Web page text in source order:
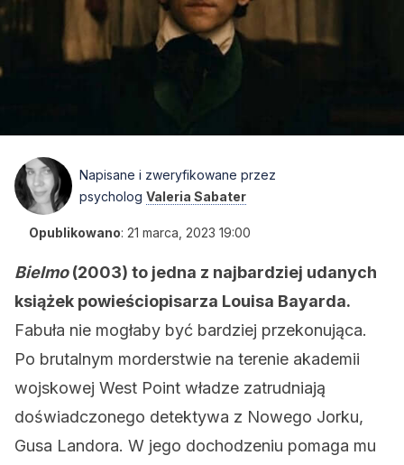
Napisane i zweryfikowane przez
psycholog Valeria Sabater
Opublikowano: 21 marca, 2023 19:00
Bielmo(2003) to jedna z najbardziej udanych
książek powieściopisarza Louisa Bayarda.
Fabuła nie mogłaby być bardziej przekonująca.
Po brutalnym morderstwie na terenie akademii
wojskowej West Point władze zatrudniają
doświadczonego detektywa z Nowego Jorku,
Gusa Landora. W jego dochodzeniu pomaga mu